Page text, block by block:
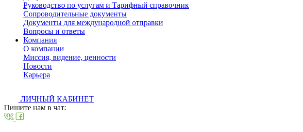
Руководство по услугам и Тарифный справочник
Сопроводительные документы
Документы для международной отправки
Вопросы и ответы
Компания
О компании
Миссия, видение, ценности
Новости
Карьера
ЛИЧНЫЙ КАБИНЕТ
Пишите нам в чат: